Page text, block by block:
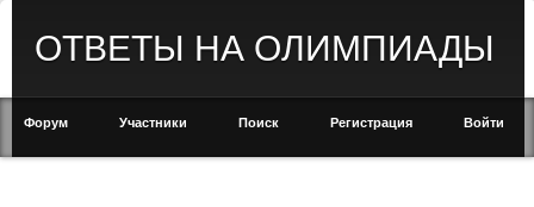
ОТВЕТЫ НА ОЛИМПИАДЫ
Форум Участники Поиск Регистрация Войти